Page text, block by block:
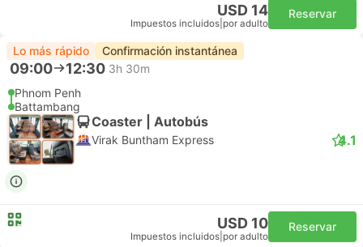
USD 14
Impuestos incluidos por adulto
Reservar
Lo más rápido Confirmación instantánea
09:00 12:30 3h 30m
Phnom Penh
Battambang
Coaster | Autobús
Virak Buntham Express 4.1
USD 10
Impuestos incluidos por adulto
Reservar